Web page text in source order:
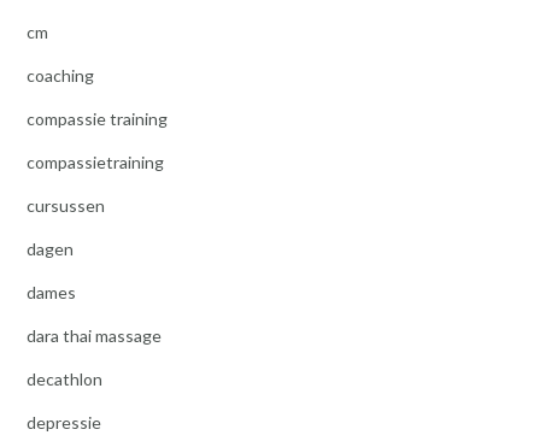
cm
coaching
compassie training
compassietraining
cursussen
dagen
dames
dara thai massage
decathlon
depressie